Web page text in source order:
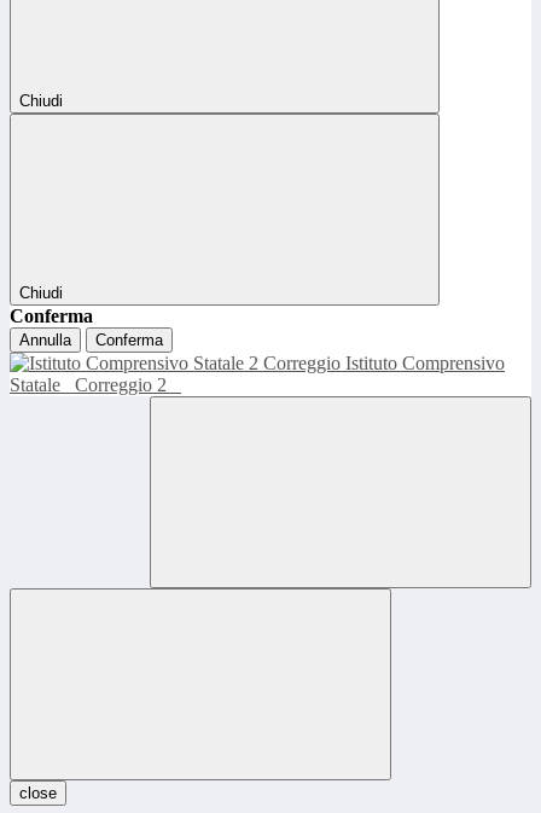
Chiudi
Chiudi
Conferma
Annulla Conferma
Istituto Comprensivo
Statale
Correggio 2
close